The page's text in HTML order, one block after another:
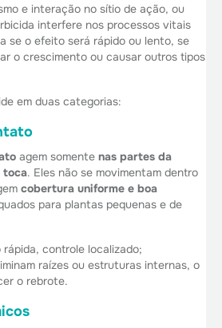
e interação no sítio de ação, ou
interfere nos processos vitais
se o efeito será rápido ou lento, se
o crescimento ou causar outros tipos
em duas categorias:
agem somente nas partes da
toca. Eles não se movimentam dentro
cobertura uniforme e boa
para plantas pequenas e de
rápida, controle localizado;
raízes ou estruturas internas, o
o rebrote.